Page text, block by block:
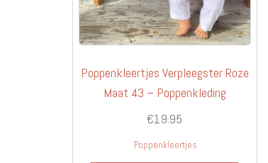
Poppenkleertjes Verpleegster Roze
Maat 43 – Poppenkleding
€19.95
Poppenkleertjes